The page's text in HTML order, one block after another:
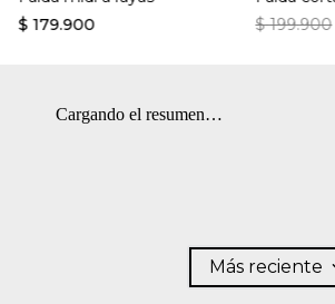
$ 179.900
$ 199.900
Cargando el resumen…
Más reciente